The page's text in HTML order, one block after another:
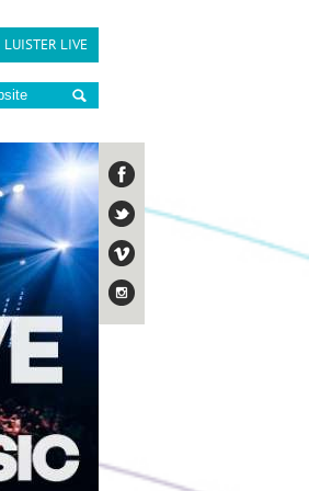
LUISTER LIVE